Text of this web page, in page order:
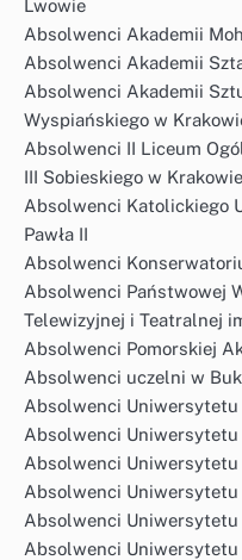
Lwowie
Absolwenci Akademii
Absolwenci Akademii
Absolwenci Akademii
Wyspiańskiego w
Absolwenci II Liceum
III Sobieskiego w Krakowie
Absolwenci Katolickiego
Pawła II
Absolwenci
Absolwenci Państwowej
Telewizyjnej i Teatralnej
Absolwenci Pomorskiej
Absolwenci uczelni w
Absolwenci Uniwersytetu
Absolwenci Uniwersytetu
Absolwenci
Absolwenci
Absolwenci Uniwersytetu
Absolwenci Uniwersytetu